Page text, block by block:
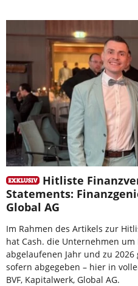
Hitliste
Statements:
Global AG
Im Rahmen des Artikels zur
hat Cash. die Unternehmen
abgelaufenen Jahr und zu
sofern abgegeben – hier in
BVF, Kapitalwerk, Global AG.